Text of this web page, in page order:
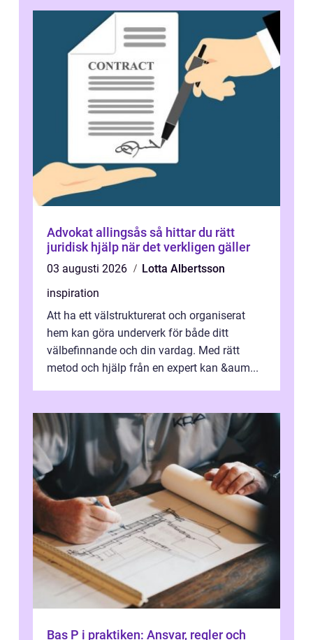
Advokat allingsås så hittar du rätt
juridisk hjälp när det verkligen gäller
03 augusti 2026
Lotta Albertsson
inspiration
Att ha ett välstrukturerat och organiserat
hem kan göra underverk för både ditt
välbefinnande och din vardag. Med rätt
metod och hjälp från en expert kan &aum...
Bas P i praktiken: Ansvar, regler och